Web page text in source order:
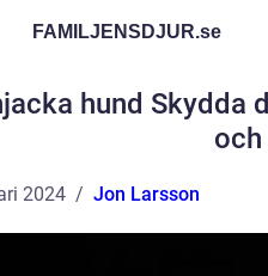
FAMILJENSDJUR.se
hund Skydda
och
2024 Jon Larsson